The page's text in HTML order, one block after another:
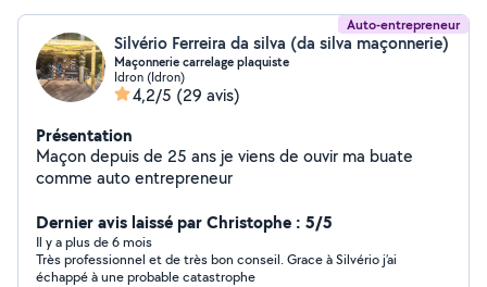
Auto-entrepreneur
Silvério Ferreira da silva (da silva maçonnerie)
Maçonnerie carrelage plaquiste
Idron (Idron)
4,2/5 (29 avis)
Présentation
Maçon depuis de 25 ans je viens de ouvir ma buate
comme auto entrepreneur
Dernier avis laissé par Christophe : 5/5
Il y a plus de 6 mois
Très professionnel et de très bon conseil. Grace à Silvério j’ai
échappé à une probable catastrophe